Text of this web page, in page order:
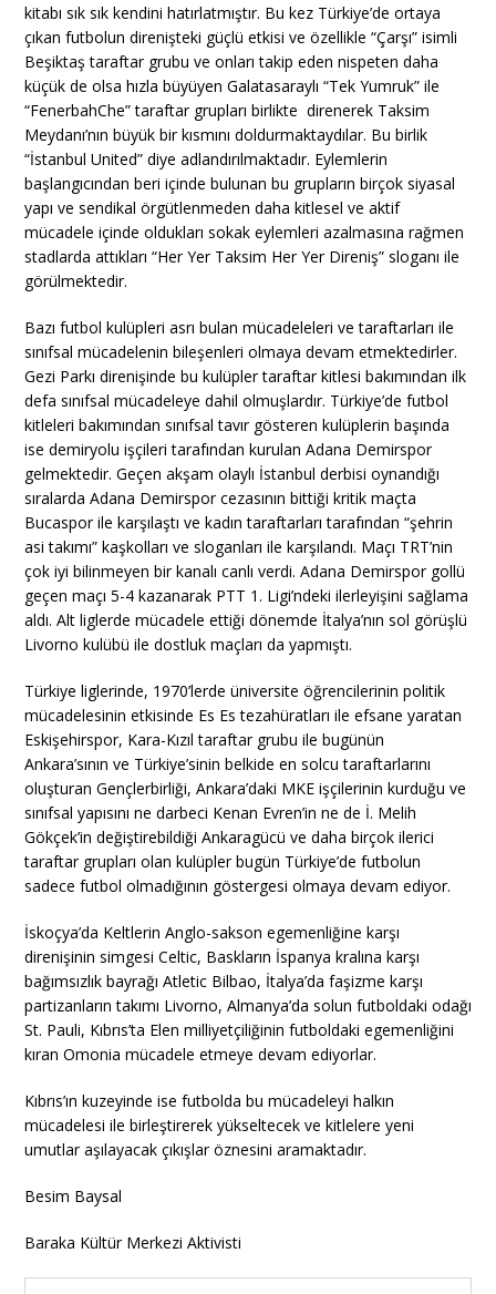
kitabı sık sık kendini hatırlatmıştır. Bu kez Türkiye’de ortaya
çıkan futbolun direnişteki güçlü etkisi ve özellikle “Çarşı” isimli
Beşiktaş taraftar grubu ve onları takip eden nispeten daha
küçük de olsa hızla büyüyen Galatasaraylı “Tek Yumruk” ile
“FenerbahChe” taraftar grupları birlikte direnerek Taksim
Meydanı’nın büyük bir kısmını doldurmaktaydılar. Bu birlik
“İstanbul United” diye adlandırılmaktadır. Eylemlerin
başlangıcından beri içinde bulunan bu grupların birçok siyasal
yapı ve sendikal örgütlenmeden daha kitlesel ve aktif
mücadele içinde oldukları sokak eylemleri azalmasına rağmen
stadlarda attıkları “Her Yer Taksim Her Yer Direniş” sloganı ile
görülmektedir.
Bazı futbol kulüpleri asrı bulan mücadeleleri ve taraftarları ile
sınıfsal mücadelenin bileşenleri olmaya devam etmektedirler.
Gezi Parkı direnişinde bu kulüpler taraftar kitlesi bakımından ilk
defa sınıfsal mücadeleye dahil olmuşlardır. Türkiye’de futbol
kitleleri bakımından sınıfsal tavır gösteren kulüplerin başında
ise demiryolu işçileri tarafından kurulan Adana Demirspor
gelmektedir. Geçen akşam olaylı İstanbul derbisi oynandığı
sıralarda Adana Demirspor cezasının bittiği kritik maçta
Bucaspor ile karşılaştı ve kadın taraftarları tarafından “şehrin
asi takımı” kaşkolları ve sloganları ile karşılandı. Maçı TRT’nin
çok iyi bilinmeyen bir kanalı canlı verdi. Adana Demirspor gollü
geçen maçı 5-4 kazanarak PTT 1. Ligi’ndeki ilerleyişini sağlama
aldı. Alt liglerde mücadele ettiği dönemde İtalya’nın sol görüşlü
Livorno kulübü ile dostluk maçları da yapmıştı.
Türkiye liglerinde, 1970’lerde üniversite öğrencilerinin politik
mücadelesinin etkisinde Es Es tezahüratları ile efsane yaratan
Eskişehirspor, Kara-Kızıl taraftar grubu ile bugünün
Ankara’sının ve Türkiye’sinin belkide en solcu taraftarlarını
oluşturan Gençlerbirliği, Ankara’daki MKE işçilerinin kurduğu ve
sınıfsal yapısını ne darbeci Kenan Evren’in ne de İ. Melih
Gökçek’in değiştirebildiği Ankaragücü ve daha birçok ilerici
taraftar grupları olan kulüpler bugün Türkiye’de futbolun
sadece futbol olmadığının göstergesi olmaya devam ediyor.
İskoçya’da Keltlerin Anglo-sakson egemenliğine karşı
direnişinin simgesi Celtic, Baskların İspanya kralına karşı
bağımsızlık bayrağı Atletic Bilbao, İtalya’da faşizme karşı
partizanların takımı Livorno, Almanya’da solun futboldaki odağı
St. Pauli, Kıbrıs’ta Elen milliyetçiliğinin futboldaki egemenliğini
kıran Omonia mücadele etmeye devam ediyorlar.
Kıbrıs’ın kuzeyinde ise futbolda bu mücadeleyi halkın
mücadelesi ile birleştirerek yükseltecek ve kitlelere yeni
umutlar aşılayacak çıkışlar öznesini aramaktadır.
Besim Baysal
Baraka Kültür Merkezi Aktivisti